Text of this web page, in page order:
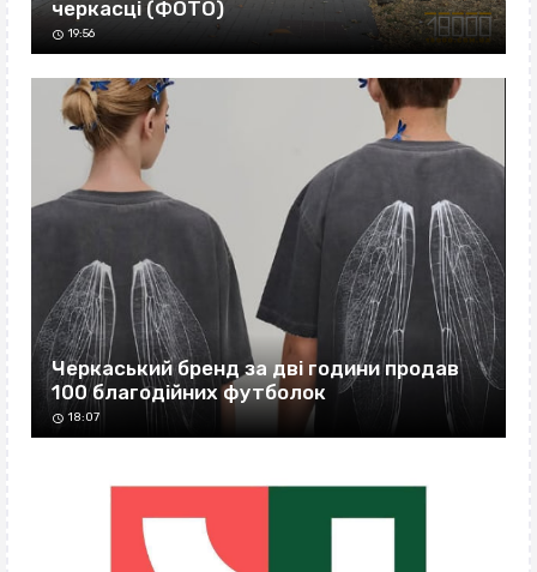
черкасці (ФОТО)
19:56
Черкаський бренд за дві години продав
100 благодійних футболок
18:07